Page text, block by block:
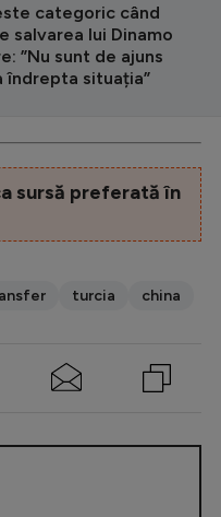
categoric când
salvarea lui Dinamo
”Nu sunt de ajuns
situația”
sursă preferată în
turcia china